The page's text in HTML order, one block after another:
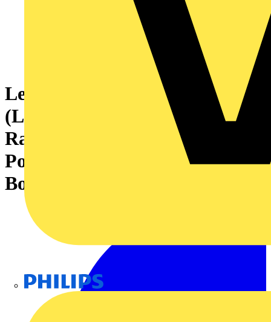
Leiterplattensteckverbinder
(Leiteranschluss), 160 V, 8 A,
Raster in mm: 3.81, 1.5 mm²,
Polzahl: 2, Zugbügelanschluss,
Box